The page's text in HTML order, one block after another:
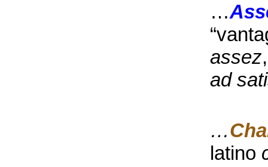
…
assez
ad
…
latino